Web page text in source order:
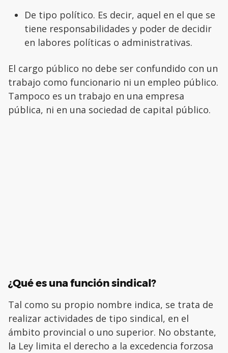
De tipo político. Es decir, aquel en el que se
tiene responsabilidades y poder de decidir
en labores políticas o administrativas.
El cargo público no debe ser confundido con un
trabajo como funcionario ni un empleo público.
Tampoco es un trabajo en una empresa
pública, ni en una sociedad de capital público.
¿Qué es una función sindical?
Tal como su propio nombre indica, se trata de
realizar actividades de tipo sindical, en el
ámbito provincial o uno superior. No obstante,
la Ley limita el derecho a la excedencia forzosa